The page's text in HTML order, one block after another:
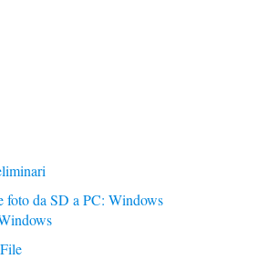
foto da SD a PC: Windows